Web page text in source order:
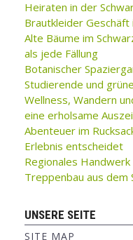
Heiraten in der
Brautkleider
Alte Bäume im
als jede Fällung
Botanischer
Studierende und
Wellness, Wandern
eine erholsame
Abenteuer im
Erlebnis entscheidet
Regionales
Treppenbau aus dem
UNSERE SEITE
SITE MAP